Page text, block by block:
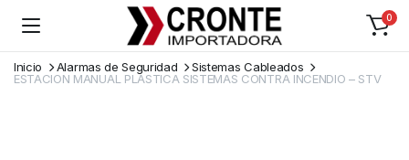
0
Inicio Alarmas de Seguridad
Sistemas Cableados
ESTACION MANUAL PLASTICA SISTEMAS CONTRA INCENDIO – STV